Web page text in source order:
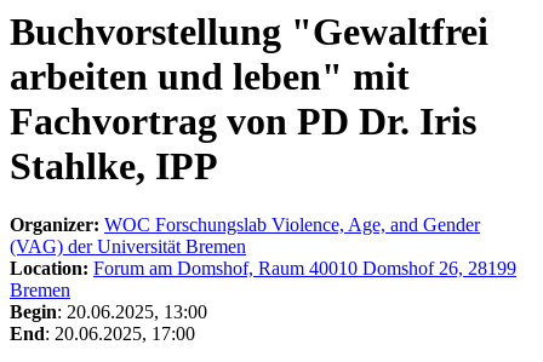
Buchvorstellung "Gewaltfrei
arbeiten und leben" mit
Fachvortrag von PD Dr. Iris
Stahlke, IPP
Organizer: WOC Forschungslab Violence, Age, and Gender
(VAG) der Universität Bremen
Location: Forum am Domshof, Raum 40010 Domshof 26, 28199
Bremen
Begin: 20.06.2025, 13:00
End: 20.06.2025, 17:00